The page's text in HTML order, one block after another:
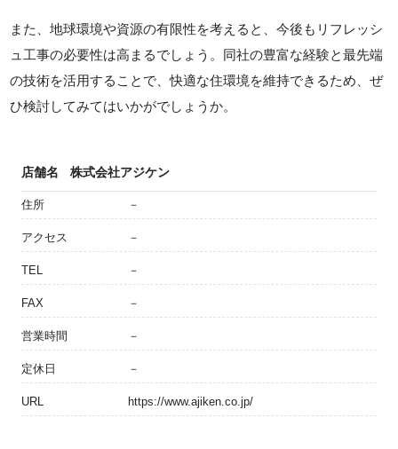
また、地球環境や資源の有限性を考えると、今後もリフレッシ
ュ工事の必要性は高まるでしょう。同社の豊富な経験と最先端
の技術を活用することで、快適な住環境を維持できるため、ぜ
ひ検討してみてはいかがでしょうか。
店舗名 株式会社アジケン
住所 －
アクセス －
TEL －
FAX －
営業時間 －
定休日 －
URL https://www.ajiken.co.jp/